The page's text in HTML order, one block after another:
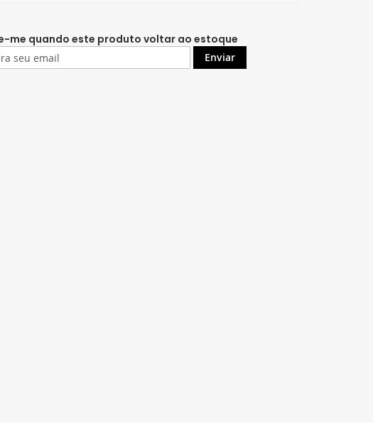
me quando este produto voltar ao estoque
Enviar